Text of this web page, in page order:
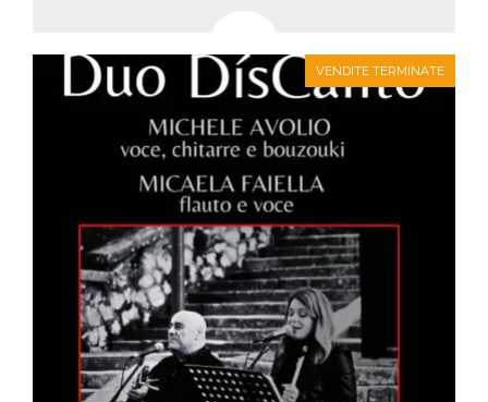
VENDITE TERMINATE